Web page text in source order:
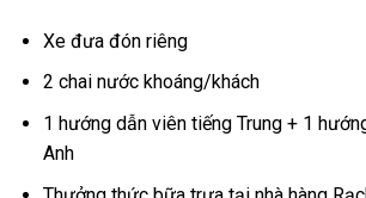
Xe đưa đón riêng
2 chai nước khoáng/khách
1 hướng dẫn viên tiếng Trung + 1
Anh